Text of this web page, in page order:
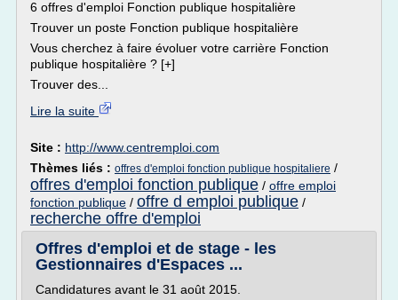
6 offres d'emploi Fonction publique hospitalière
Trouver un poste Fonction publique hospitalière
Vous cherchez à faire évoluer votre carrière Fonction
publique hospitalière ? [+]
Trouver des...
Lire la suite
Site : http://www.centremploi.com
Thèmes liés : offres d'emploi fonction publique hospitaliere /
offres d'emploi fonction publique / offre emploi
fonction publique / offre d emploi publique /
recherche offre d'emploi
Offres d'emploi et de stage - les
Gestionnaires d'Espaces ...
Candidatures avant le 31 août 2015.